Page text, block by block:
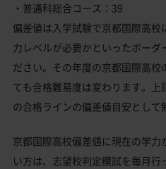
・普通科総合コース：39
偏差値は入学試験で京都国際高
力レベルが必要かといったボーダ
ださい。その年度の京都国際高
ても合格難易度は変わります。
の合格ラインの偏差値目安として
京都国際高校偏差値に現在の学
い方は、志望校判定模試を毎月